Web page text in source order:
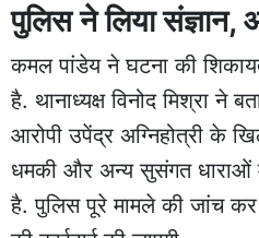
पुलिस ने लिया संज्ञान,
कमल पांडेय ने घटना की
है. थानाध्यक्ष विनोद मिश्रा ने
आरोपी उपेंद्र अग्निहोत्री के
धमकी और अन्य सुसंगत धाराओं
है. पुलिस पूरे मामले की जांच कर